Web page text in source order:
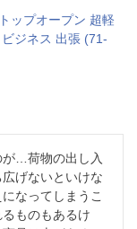
ップオープン 超軽
ジネス 出張 (71-
が…荷物の出し入
げないといけな
なってしまうこ
ものもあるけ